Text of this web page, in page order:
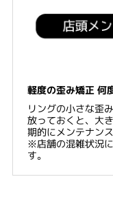
軽度の歪み矯正 何
リングの小さな歪
放っておくと、大
期的にメンテナン
※店舗の混雑状況
す。